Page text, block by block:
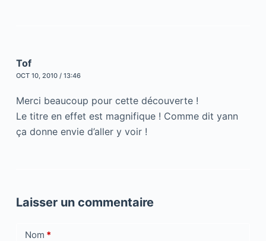
Tof
OCT 10, 2010 / 13:46
Merci beaucoup pour cette découverte !
Le titre en effet est magnifique ! Comme dit yann
ça donne envie d’aller y voir !
Laisser un commentaire
Nom *